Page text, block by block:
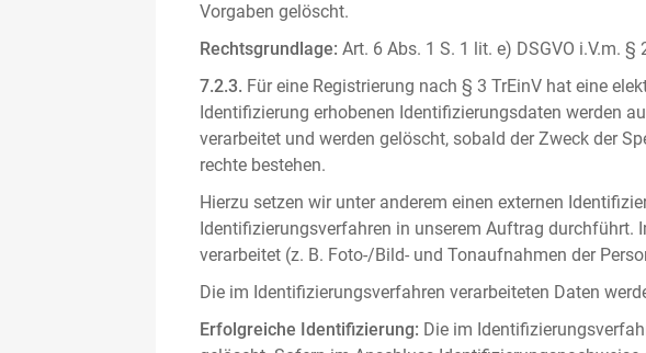
Vorgaben gelöscht.
Rechtsgrundlage: Art. 6 Abs. 1 S. 1 lit. e) DSGVO i.V.m. §
7.2.3. Für eine Registrierung nach § 3 TrEinV hat eine
Identifizierung erhobenen Identifizierungsdaten werden
verarbeitet und werden gelöscht, sobald der Zweck der
rechte bestehen.
Hierzu setzen wir unter anderem einen externen
Identifizierungsverfahren in unserem Auftrag durchführt.
verarbeitet (z. B. Foto-/Bild- und Tonaufnahmen der
Die im Identifizierungsverfahren verarbeiteten Daten
Erfolgreiche Identifizierung: Die im